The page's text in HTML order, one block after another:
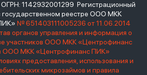
1142932001299 Регистрационный
государственном реестре ООО МКК
№ 651403111005236 от 11.06.2014
органов управления и информация о
участников ООО МКК «Центрофинанс
ООО МКК «Центрофинанс ПИК»
предоставления, использования и
микрозаймов и правила